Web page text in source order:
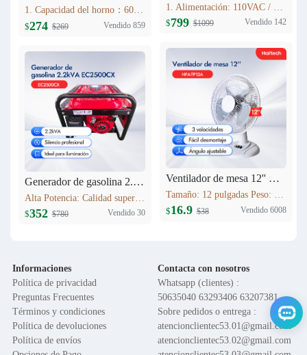
1. Capacidad del horno：60L 2. Acero Inoxidable 3. Lámpara de horno 4. Estufa de gas con 4 quemadores Estufas sin FFD : 2 * 1.75kWSemi-quemador rápido; 1 * 10kW quemador auxiliar; 1 * 3.0kW quemador rápido; 5. Soportes de sartén esmaltados
$274 $269 Vendido 859
Generador de gasolina 2.2kVA EC2500CX
Alta Potencia: Calidad superior. Máxima Estabilidad: AVR, protege equipos. Bajo Consumo: Ahorro >10%. Bajo Ruido: Silenciador industrial. Versátil: Hogar/obras/exteriores. Portátil: Ligero, fácil transporte.
$352 $780 Vendido 30
1. Alimentación: 110VAC / 60Hz 2. Sistema Libre de Escarcha (No Frost) 3. Tecnología inverter 4. Refrigerante Ecológico (R600a) 5. Flujo de Aire Tridimensional Indirecto (360°) con Temperatura Estable 6. Luz LED Interior de Bajo Consumo
$799 $1099 Vendido 142
Ventilador de mesa 12'' HFA-TP12A
Tamaño: 12 pulgadas Peso: 1.6 kg Voltaje: 120V 60HZ Material del motor: Cobre Función: Control de 3 velocidades; Oscilación; Inclinación vertical ajustable; Altura ajustable; Base en cruz; Rejilla de seguridad; Fácil montaje
$16.9 $38 Vendido 6008
Informaciones
Política de privacidad
Preguntas Frecuentes
Términos y condiciones
Política de devoluciones
Política de envíos
Contacta con nosotros
Whatsapp (clientes) :
50635040 63293406 63207381
Sobre pedidos o entrega :
atencionclientec53.01@gmail.com
atencionclientec53.02@gmail.com